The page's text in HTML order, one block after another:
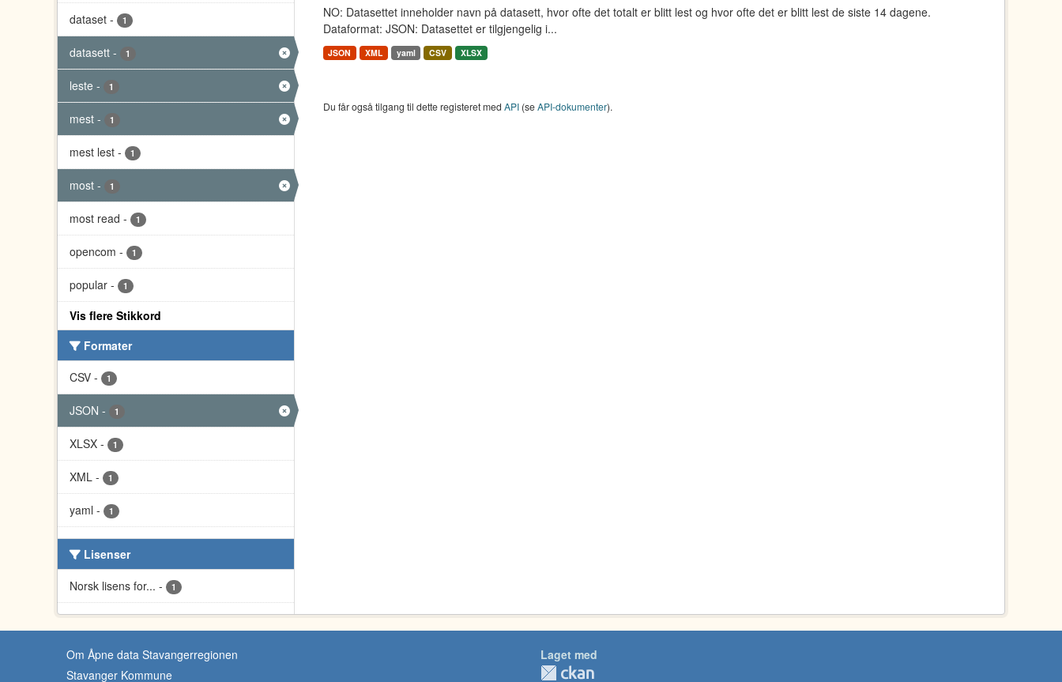
dataset - 1
datasett - 1
leste - 1
mest - 1
mest lest - 1
most - 1
most read - 1
opencom - 1
popular - 1
Vis flere Stikkord
Formater
CSV - 1
JSON - 1
XLSX - 1
XML - 1
yaml - 1
Lisenser
Norsk lisens for... - 1
NO: Datasettet inneholder navn på datasett, hvor ofte det totalt er blitt lest og hvor ofte det er blitt lest de siste 14 dagene.
Dataformat: JSON: Datasettet er tilgjengelig i...
JSON XML yaml CSV XLSX
Du får også tilgang til dette registeret med API(seAPI-dokumenter).
Om Åpne data Stavangerregionen
Stavanger Kommune
Laget med